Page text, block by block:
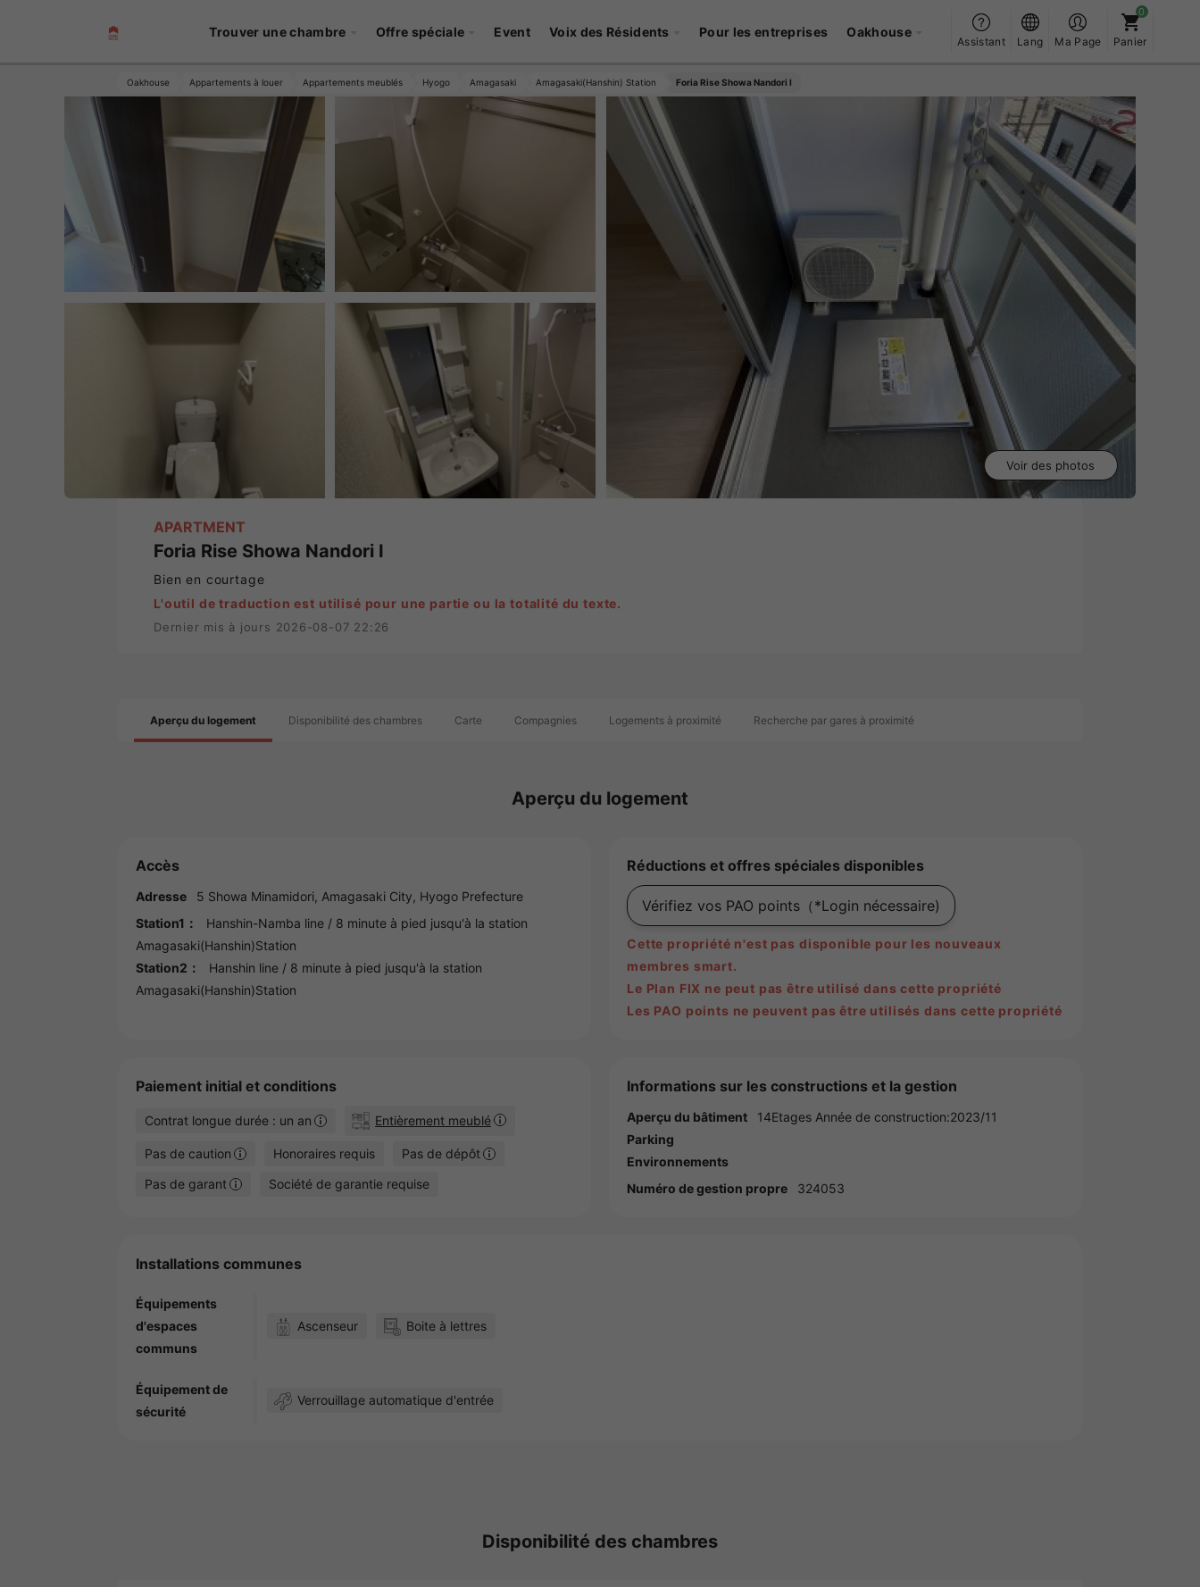
Trouver une chambre Offre spéciale Event Voix des Résidents Pour les entreprises Oakhouse
Assistant Lang Ma Page Panier
Oakhouse Appartements à louer Appartements meublés Hyogo Amagasaki Amagasaki(Hanshin) Station Foria Rise Showa Nandori I
Voir des photos
APARTMENT
Foria Rise Showa Nandori I
Bien en courtage
L'outil de traduction est utilisé pour une partie ou la totalité du texte.
Dernier mis à jours 2026-08-07 22:26
Aperçu du logement Disponibilité des chambres Carte Compagnies Logements à proximité Recherche par gares à proximité
Aperçu du logement
Accès
Adresse 5 Showa Minamidori, Amagasaki City, Hyogo Prefecture
Station1：
Hanshin-Namba line / 8 minute à pied jusqu'à la station
Amagasaki(Hanshin)Station
Station2：
Hanshin line / 8 minute à pied jusqu'à la station
Amagasaki(Hanshin)Station
Réductions et offres spéciales disponibles
Vérifiez vos PAO points （*Login nécessaire)
Cette propriété n'est pas disponible pour les nouveaux
membres smart.
Le Plan FIX ne peut pas être utilisé dans cette propriété
Les PAO points ne peuvent pas être utilisés dans cette propriété
Paiement initial et conditions
Contrat longue durée : un an Entièrement meublé
Pas de caution Honoraires requis
Pas de dépôt
Pas de garant
Société de garantie requise
Informations sur les constructions et la gestion
Aperçu du bâtiment
14Etages Année de construction:2023/11
Parking
Environnements
Numéro de gestion propre
324053
Installations communes
Équipements
d'espaces
communs
Ascenseur Boite à lettres
Équipement de
sécurité
Verrouillage automatique d'entrée
Disponibilité des chambres